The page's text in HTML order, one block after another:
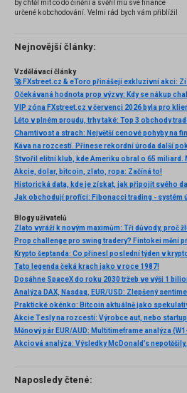
by chtěl mít co do činění a svěřil mu své finance
určené k obchodování. Velmi rád bych vám přiblížil
několik příkladů nejznámějších z nich.
Nejnovější články:
Vzdělávací články
Očekávaná hodnota prop výzvy: Kdy se nákup
VIP zóna FXstreet.cz v červenci 2026 byla pro
Káva na rozcestí. Přinese rekordní úroda další
Akcie, dolar, bitcoin, zlato, ropa: Začíná to!
Blogy uživatelů
Prop challenge pro swing tradery? Fintokei mění
Tato legenda čeká krach jako v roce 1987!
Dosáhne SpaceX do roku 2030 tržeb ve výši 1
Akcie Tesly na rozcestí: Výrobce aut, nebo
Měnový pár EUR/AUD: Multitimeframe analýza
Naposledy čtené: